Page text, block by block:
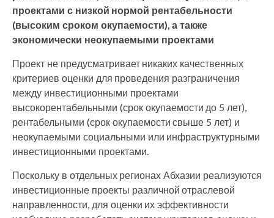
проектами с низкой нормой рентабельности
(высоким сроком окупаемости), а также
экономически неокупаемыми проектами
Проект не предусматривает никаких качественных
критериев оценки для проведения разграничения
между инвестиционными проектами
высокорентабельными (срок окупаемости до 5 лет),
рентабельными (срок окупаемости свыше 5 лет) и
неокупаемыми социальными или инфраструктурными
инвестиционными проектами.
Поскольку в отдельных регионах Абхазии реализуются
инвестиционные проекты различной отраслевой
направленности, для оценки их эффективности